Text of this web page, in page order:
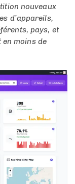
nouveaux
d’appareils,
pays, et
moins de